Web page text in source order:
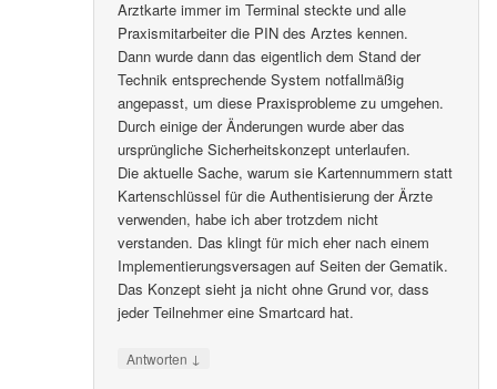
Arztkarte immer im Terminal steckte und alle
Praxismitarbeiter die PIN des Arztes kennen.
Dann wurde dann das eigentlich dem Stand der
Technik entsprechende System notfallmäßig
angepasst, um diese Praxisprobleme zu umgehen.
Durch einige der Änderungen wurde aber das
ursprüngliche Sicherheitskonzept unterlaufen.
Die aktuelle Sache, warum sie Kartennummern statt
Kartenschlüssel für die Authentisierung der Ärzte
verwenden, habe ich aber trotzdem nicht
verstanden. Das klingt für mich eher nach einem
Implementierungsversagen auf Seiten der Gematik.
Das Konzept sieht ja nicht ohne Grund vor, dass
jeder Teilnehmer eine Smartcard hat.
Antworten ↓